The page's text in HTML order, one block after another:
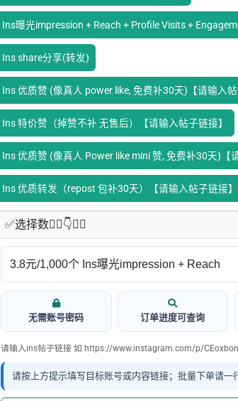
Ins曝光impression + Reach + Profile Visits +
Ins share分享(转发)
Ins 优质赞 (像真人 power like, 免费补30天)【请输入帖
Ins 特价赞（掉赞不补 无售后）【请输入帖子链接】
Ins 优质赞 (像真人 Power like mini 赞, 免费补30天)【
Ins 优质转发（repost 包补30天）【请输入帖子链接】
✅​选择数👇🏻​​👇👇🏻​​
无需账号密码 订单进度可查询
请输入ins帖子链接 如 https://www.instagram.com/p/
请按上方提示填写目标账号或内容链接；批量下单请一